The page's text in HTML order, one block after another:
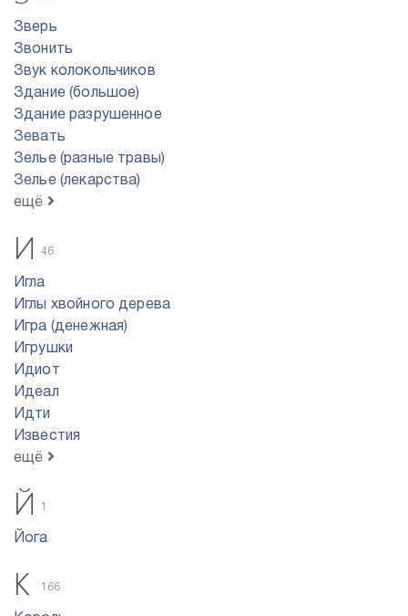
Зверь
Звонить
Звук колокольчиков
Здание (большое)
Здание разрушенное
Зевать
Зелье (разные травы)
Зелье (лекарства)
ещё
И 46
Игла
Иглы хвойного дерева
Игра (денежная)
Игрушки
Идиот
Идеал
Идти
Известия
ещё
Й 1
Йога
К 166